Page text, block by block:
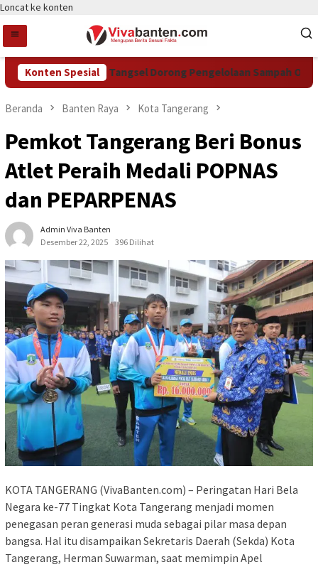
Loncat ke konten
Konten Spesial
DCKTR Tangsel Dorong Pengelolaan Sampah Organik
Beranda Banten Raya Kota Tangerang
Pemkot Tangerang Beri Bonus
Atlet Peraih Medali POPNAS
dan PEPARPENAS
Admin Viva Banten
Desember 22, 2025
396 Dilihat
KOTA TANGERANG (VivaBanten.com) – Peringatan Hari Bela
Negara ke-77 Tingkat Kota Tangerang menjadi momen
penegasan peran generasi muda sebagai pilar masa depan
bangsa. Hal itu disampaikan Sekretaris Daerah (Sekda) Kota
Tangerang, Herman Suwarman, saat memimpin Apel